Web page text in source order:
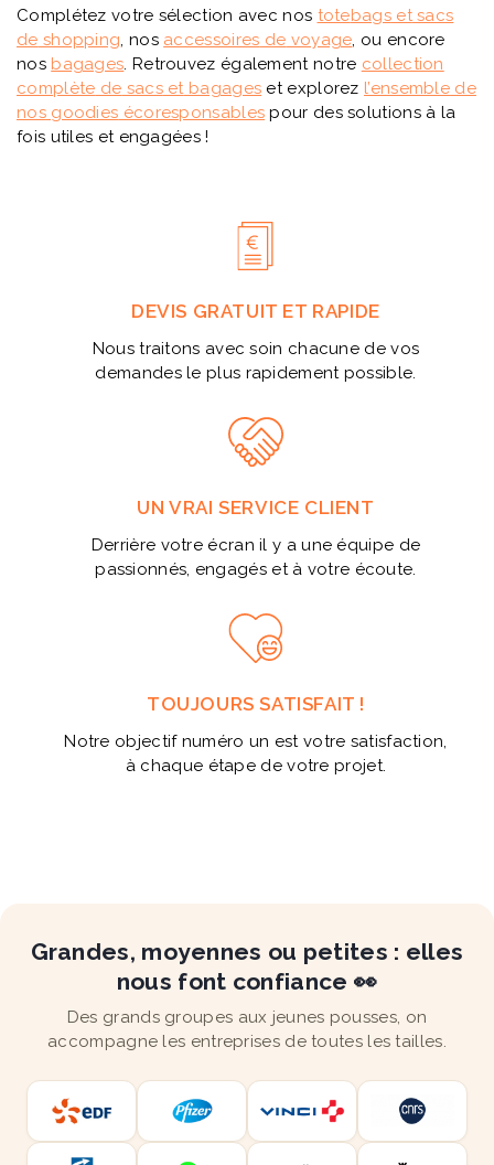
Complétez votre sélection avec nos totebagsetsacs
de shopping, nos accessoires de voyage, ou encore
nos bagages. Retrouvez également notre collection
complète de sacsetbagages et explorez l’ensemble de
nosgoodies écoresponsables pour des solutions à la
fois utiles et engagées !
DEVIS GRATUIT ET RAPIDE
Nous traitons avec soin chacune de vos
demandes le plus rapidement possible.
UN VRAI SERVICE CLIENT
Derrière votre écran il y a une équipe de
passionnés, engagés et à votre écoute.
TOUJOURS SATISFAIT !
Notre objectif numéro un est votre satisfaction,
à chaque étape de votre projet.
Grandes, moyennes ou petites : elles
nous font confiance 👀
Des grands groupes aux jeunes pousses, on
accompagne les entreprises de toutes les tailles.